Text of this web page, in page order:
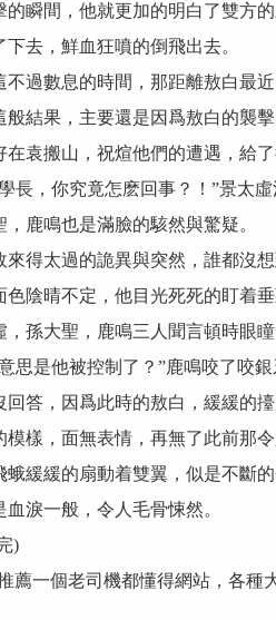
間，他就更加的明白了雙方的
下去，鮮血狂噴的倒飛出去。
數息的時間，那距離敖白最近
果，主要還是因爲敖白的襲擊
搬山，祝煊他們的遭遇，給了
，你究竟怎麽回事？！”景太虛
鳴也是滿臉的駭然與驚疑。
太過的詭異與突然，誰都沒想
晴不定，他目光死死的盯着垂
大聖，鹿鳴三人聞言頓時眼瞳
是他被控制了？”鹿鳴咬了咬銀
，因爲此時的敖白，緩緩的擡
，面無表情，再無了此前那令
緩的扇動着雙翼，似是不斷的
一般，令人毛骨悚然。
)
薦一個老司機都懂得網站，各